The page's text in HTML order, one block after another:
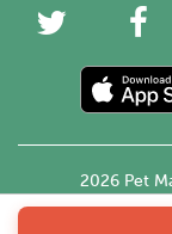
2026 Pet